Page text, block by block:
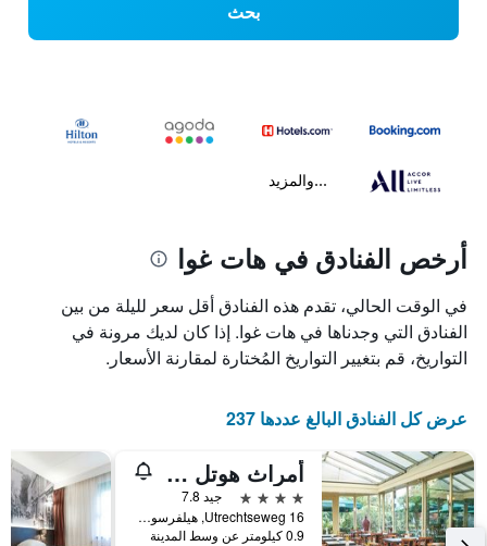
بحث
...والمزيد
أرخص الفنادق في هات غوا
في الوقت الحالي، تقدم هذه الفنادق أقل سعر لليلة من بين
الفنادق التي وجدناها في هات غوا. إذا كان لديك مرونة في
التواريخ، قم بتغيير التواريخ المُختارة لمقارنة الأسعار.
عرض كل الفنادق البالغ عددها 237
أمراث هوتل لابيرشوك أرينابارك
4 نجوم
جيد 7.8
Utrechtseweg 16, هيلفرسوم, مقاطعة شمال هولندا, هولندا
0.9 كيلومتر عن وسط المدينة